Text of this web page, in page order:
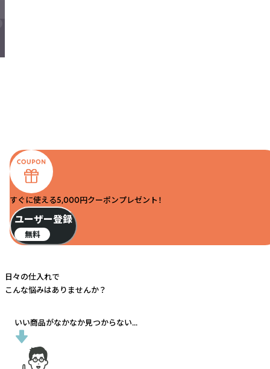
すぐに使える5,000円クーポンプレゼント！
ユーザー登録
無料
日々の仕入れで
こんな悩みはありませんか？
いい商品がなかなか見つからない...